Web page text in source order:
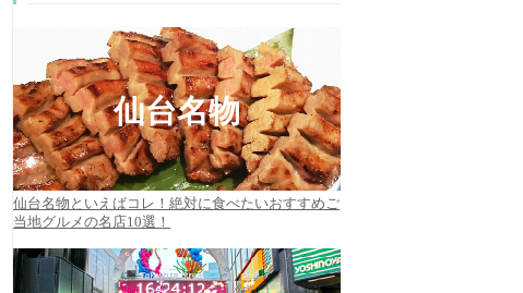
仙台名物
仙台名物といえばコレ！絶対に食べたいおすすめご
当地グルメの名店10選！